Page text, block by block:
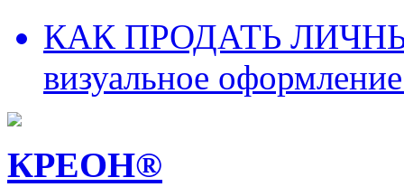
КАК ПРОДАТЬ
визуальное
КРЕОН®